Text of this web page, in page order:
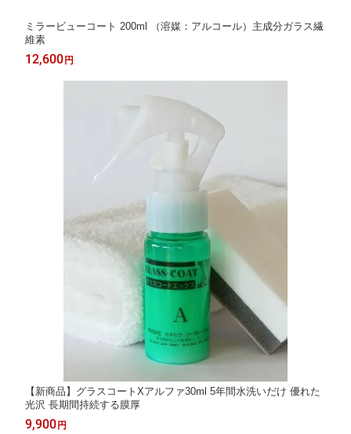
ミラービューコート 200ml （溶媒：アルコール）主成分ガラス繊
維素
12,600 円
【新商品】グラスコートXアルファ30ml 5年間水洗いだけ 優れた
光沢 長期間持続する膜厚
9,900 円